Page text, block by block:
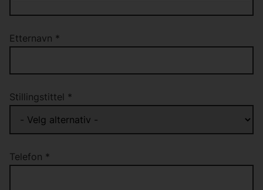
Etternavn *
Stillingstittel *
Telefon *